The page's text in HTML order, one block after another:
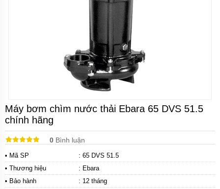
cơ
Bơm
chân
không
Bơm
bán
chân
không
Máy bơm chìm nước thải Ebara 65 DVS 51.5
chính hãng
0 Bình luận
• Mã SP
: 65 DVS 51.5
• Thương hiệu
: Ebara
• Bảo hành
: 12 tháng